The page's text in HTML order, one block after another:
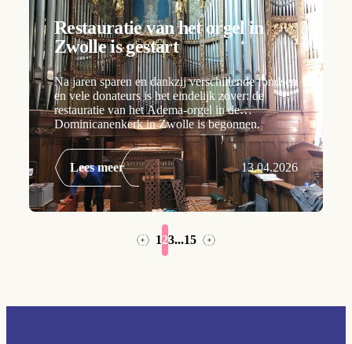
Restauratie van het orgel in
Zwolle is gestart
Na jaren sparen en dankzij verschillende fondsen
en vele donateurs is het eindelijk zover: de
restauratie van het Adema-orgel in de
Dominicanenkerk in Zwolle is begonnen.
Lees meer 13.04.2026
← 123...15 →